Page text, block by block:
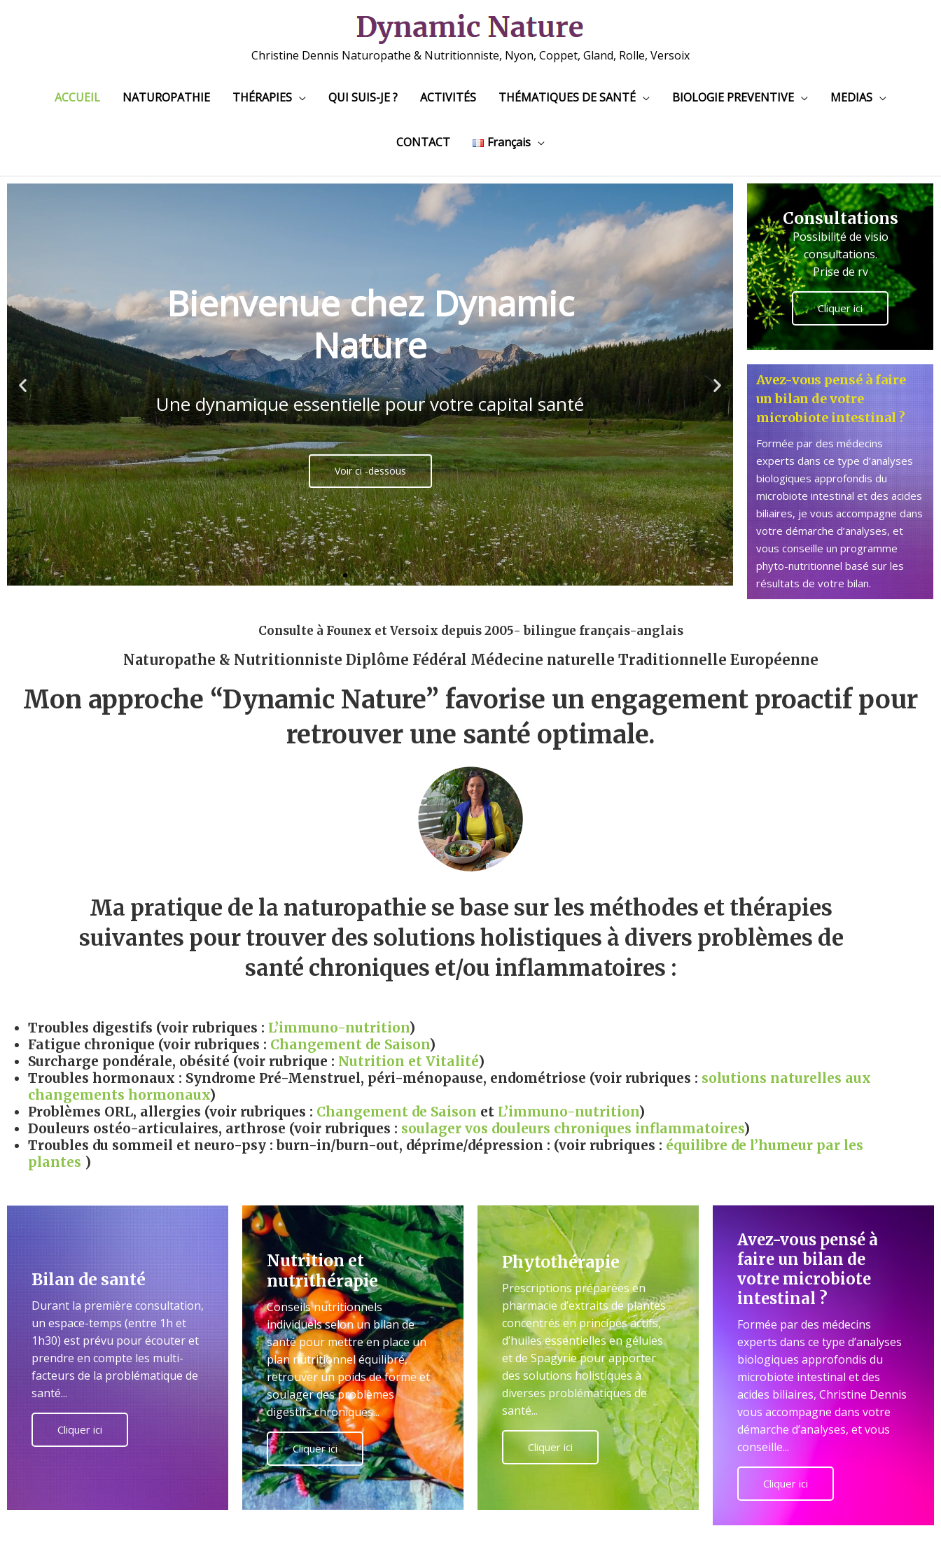
Christine Dennis Naturopathe & Nutritionniste, Nyon, Coppet, Gland, Rolle, Versoix
ACCUEIL NATUROPATHIE THÉRAPIES QUI SUIS-JE ? ACTIVITÉS THÉMATIQUES DE SANTÉ BIOLOGIE PREVENTIVE MEDIAS
CONTACT Français
Previous
slide
Next
slide
Consultations
Possibilité de visio
consultations.
Prise de rv
Cliquer ici
Avez-vous pensé à faire
un bilan de votre
microbiote intestinal ?
Formée par des médecins
experts dans ce type d’analyses
biologiques approfondis du
microbiote intestinal et des acides
biliaires, je vous accompagne dans
votre démarche d’analyses, et
vous conseille un programme
phyto-nutritionnel basé sur les
résultats de votre bilan.
Consulte à Founex et Versoix depuis 2005- bilingue français-anglais
Naturopathe & Nutritionniste Diplôme Fédéral Médecine naturelle Traditionnelle Européenne
Mon approche “Dynamic Nature” favorise un engagement proactif pour
retrouver une santé optimale.
Ma pratique de la naturopathie se base sur les méthodes et thérapies
suivantes pour trouver des solutions holistiques à divers problèmes de
santé chroniques et/ou inflammatoires :
Troubles digestifs (voir rubriques : L’immuno-nutrition)
Fatigue chronique (voir rubriques : Changement de Saison)
Surcharge pondérale, obésité (voir rubrique : Nutrition et Vitalité)
Troubles hormonaux : Syndrome Pré-Menstruel, péri-ménopause, endométriose (voir rubriques : solutions naturelles aux
changements hormonaux)
Problèmes ORL, allergies (voir rubriques : Changement de Saison et L’immuno-nutrition)
Douleurs ostéo-articulaires, arthrose (voir rubriques : soulager vos douleurs chroniques inflammatoires)
Troubles du sommeil et neuro-psy : burn-in/burn-out, déprime/dépression : (voir rubriques : équilibre de l’humeur par les
plantes )
Bilan de santé
Durant la première consultation,
un espace-temps (entre 1h et
1h30) est prévu pour écouter et
prendre en compte les multi-
facteurs de la problématique de
santé...
Cliquer ici
Nutrition et
nutrithérapie
Conseils nutritionnels
individuels selon un bilan de
santé pour mettre en place un
plan nutritionnel équilibré,
retrouver un poids de forme et
soulager des problèmes
digestifs chroniques...
Cliquer ici
Phytothérapie
Prescriptions préparées en
pharmacie d’extraits de plantes
concentrés en principes actifs,
d’huiles essentielles en gélules
et de Spagyrie pour apporter
des solutions holistiques à
diverses problématiques de
santé...
Cliquer ici
Avez-vous pensé à
faire un bilan de
votre microbiote
intestinal ?
Formée par des médecins
experts dans ce type d’analyses
biologiques approfondis du
microbiote intestinal et des
acides biliaires, Christine Dennis
vous accompagne dans votre
démarche d’analyses, et vous
conseille...
Cliquer ici